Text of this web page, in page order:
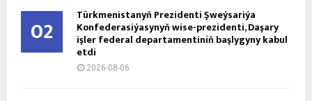
02 Türkmenistanyň Prezidenti Şweýsariýa
Konfederasiýasynyň wise-prezidenti, Daşary
işler federal departamentiniň başlygyny kabul
etdi
2026-08-06